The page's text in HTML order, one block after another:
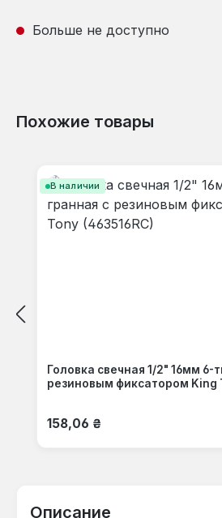
Больше не доступно
Похожие товары
В наличии
Головка свечная 1/2" 16мм 6-
резиновым фиксатором King
Обычная цена:
158,06 ₴
Описание